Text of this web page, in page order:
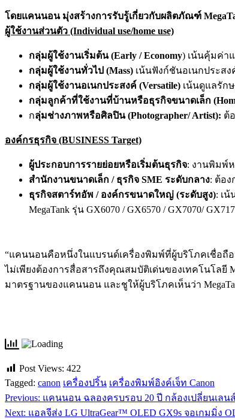
โดยแคนนอน มุ่งสร้างการรับรู้เกี่ยวกับผลิตภัณฑ์
ผู้ใช้งานส่วนตัว (Individual use/home use)
กลุ่มผู้ใช้งานเริ่มต้น (Early / Economy) เน้นคุ้มค่าแ
กลุ่มผู้ใช้งานทั่วไป (Mass) เน้นฟังก์ชันอเนกประสง
กลุ่มผู้ใช้งานอเนกประสงค์ (Versatile) เน้นดูแลรักษ
กลุ่มลูกค้าที่ใช้งานที่บ้านหรือธุรกิจขนาดเล็ก
กลุ่มช่างภาพหรือศิลปิน (Photographer/ Artist): ต้
องค์กรธุรกิจ (BUSINESS Target)
ผู้ประกอบการรายย่อยหรือเริ่มต้นธุรกิจ: งานพิมพ์ห
สำนักงานขนาดเล็ก / ธุรกิจ SME ระดับกลาง: ต้อง
ธุรกิจสตาร์ทอัพ / องค์กรขนาดใหญ่ (ระดับสูง): เ
MegaTank รุ่น GX6070 / GX6570 / GX7070/
“แคนนอนคือหนึ่งในแบรนด์เครื่องพิมพ์ที่ผู้บริโภคเชื่อถือ
ไม่เพียงต้องการสื่อสารถึงคุณสมบัติเด่นของเทคโนโล
มาตรฐานของแคนนอน และชูให้ผู้บริโภคเห็นว่า
Post Views: 422
Tagged: canon เครื่องปริ้น เครื่องพิมพ์อิงค์เจ็ท Canon
แนะแนว
Previous: แคนนอน ฉลองครบรอบ 20 ปี กล้องเปลี่ยนเล
Next: แอลจีส่ง LG UltraGear™ OLED GX9s จอเกมมิ่ง